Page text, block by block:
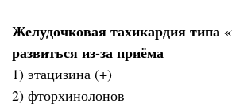
Желудочковая тахикардия типа
развиться из-за приёма
1) этацизина (+)
2) фторхинолонов